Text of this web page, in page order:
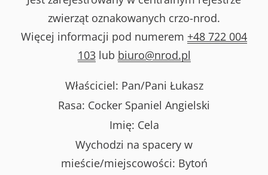
zwierząt oznakowanych crzo-nrod.
Więcej informacji pod numerem +48 722 004
103lub biuro@nrod.pl
Właściciel: Pan/Pani Łukasz
Rasa: Cocker Spaniel Angielski
Imię: Cela
Wychodzi na spacery w
mieście/miejscowości: Bytoń